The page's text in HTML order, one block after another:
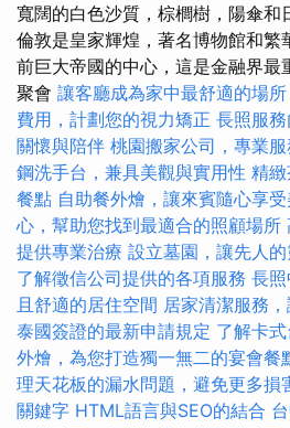
寬闊的白色沙質，棕櫚樹，陽傘和
倫敦是皇家輝煌，著名博物館和繁
前巨大帝國的中心，這是金融界
聚會 讓客廳成為家中最舒適的場所
費用，計劃您的視力矯正 長照服
關懷與陪伴 桃園搬家公司，專業
鋼洗手台，兼具美觀與實用性 精
餐點 自助餐外燴，讓來賓隨心享
心，幫助您找到最適合的照顧場所
提供專業治療 設立墓園，讓先人
了解徵信公司提供的各項服務 長
且舒適的居住空間 居家清潔服務
泰國簽證的最新申請規定 了解卡
外燴，為您打造獨一無二的宴會餐
理天花板的漏水問題，避免更多損
關鍵字 HTML語言與SEO的結合